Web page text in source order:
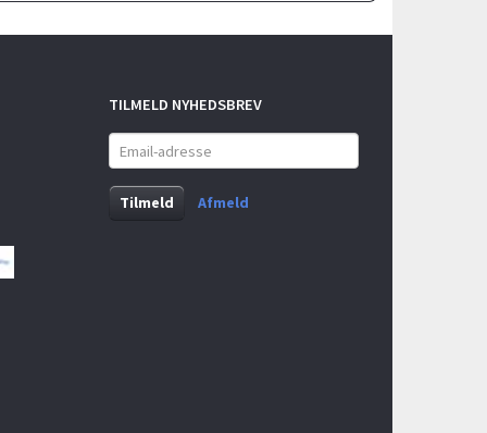
TILMELD NYHEDSBREV
Email-
adresse
Tilmeld
Afmeld